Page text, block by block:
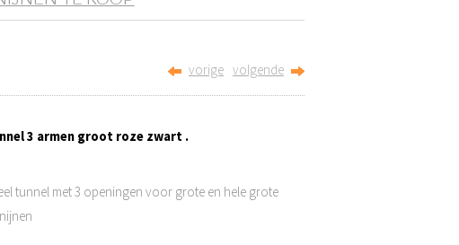
vorige volgende
3 armen groot roze zwart .
tunnel met 3 openingen voor grote en hele grote